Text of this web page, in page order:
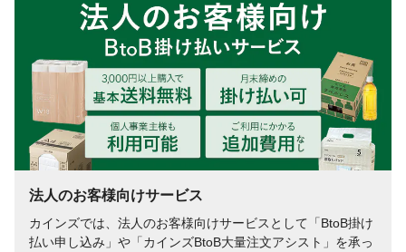
法人のお客様向けサービス
カインズでは、法人のお客様向けサービスとして「BtoB掛け
払い申し込み」や「カインズBtoB大量注文アシスト」を承っ